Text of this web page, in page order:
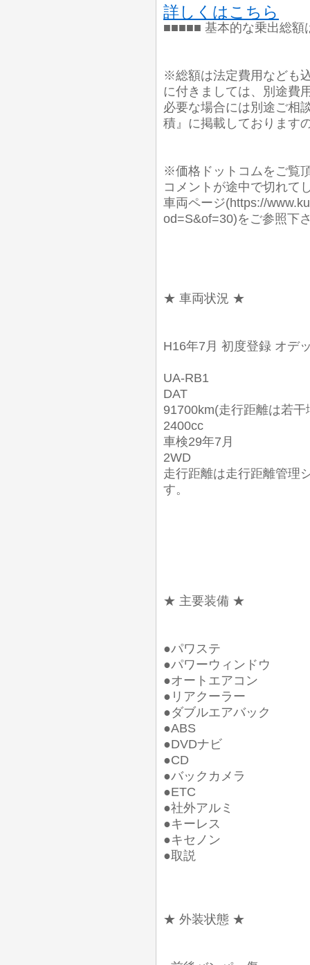
詳しくはこちら
■■■■■ 基本的な乗出総
※総額は法定費用なども
に付きましては、別途費
必要な場合には別途ご相
積』に掲載しております
※価格ドットコムをご覧
コメントが途中で切れて
車両ページ(https://
od=S&of=30)をご参照下
★ 車両状況 ★
H16年7月 初度登録 オデ
UA-RB1
DAT
91700km(走行距離は若干
2400cc
車検29年7月
2WD
走行距離は走行距離管理
す。
★ 主要装備 ★
●パワステ
●パワーウィンドウ
●オートエアコン
●リアクーラー
●ダブルエアバック
●ABS
●DVDナビ
●CD
●バックカメラ
●ETC
●社外アルミ
●キーレス
●キセノン
●取説
★ 外装状態 ★